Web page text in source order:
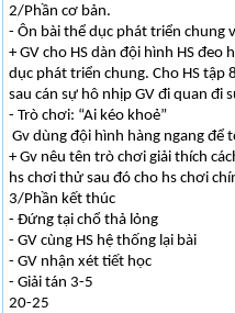
2/Phần cơ bản.
- Ôn bài thể dục phát triển chung
+ GV cho HS dàn đội hình HS
dục phát triển chung. Cho HS tập
sau cán sự hô nhịp GV đi quan đi
- Trò chơi: “Ai kéo khoẻ”
Gv dùng đội hình hàng ngang để
+ Gv nêu tên trò chơi giải thích
hs chơi thử sau đó cho hs chơi
3/Phần kết thúc
- Đứng tại chổ thả lỏng
- GV cùng HS hệ thống lại bài
- GV nhận xét tiết học
- Giải tán 3-5
20-25